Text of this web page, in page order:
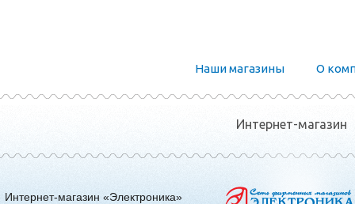
Наши магазины О
Интернет-магазин
Интернет-магазин «Электроника»